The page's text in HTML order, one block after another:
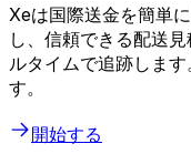
Xeは国際送金を簡単
し、信頼できる配送
ルタイムで追跡しま
す。
開始する